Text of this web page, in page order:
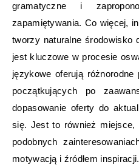
gramatyczne i
zapamiętywania. Co więcej,
tworzy naturalne środowisko
jest kluczowe w procesie
językowe oferują
początkujących po
dopasowanie oferty do
się. Jest to również
podobnych
motywacją i źródłem